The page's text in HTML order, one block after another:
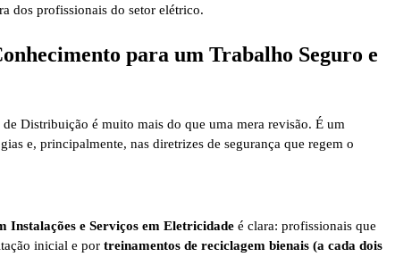
dos profissionais do setor elétrico.
para um Trabalho Seguro e
Distribuição é muito mais do que uma mera revisão. É um
e, principalmente, nas diretrizes de segurança que regem o
Instalações e Serviços em Eletricidade é clara: profissionais que
inicial e por treinamentos de reciclagem bienais (a cada dois